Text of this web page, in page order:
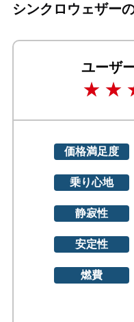
シンクロウェザー
ユーザ
価格満足度
乗り心地
静寂性
安定性
燃費